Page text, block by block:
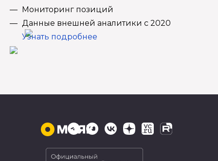
Мониторинг позиций
Данные внешней аналитики с 2020
Узнать подробнее